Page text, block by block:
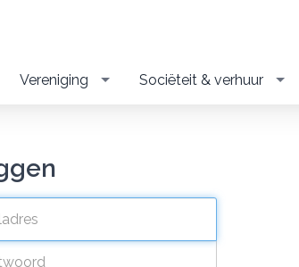
Vereniging Sociëteit & verhuur